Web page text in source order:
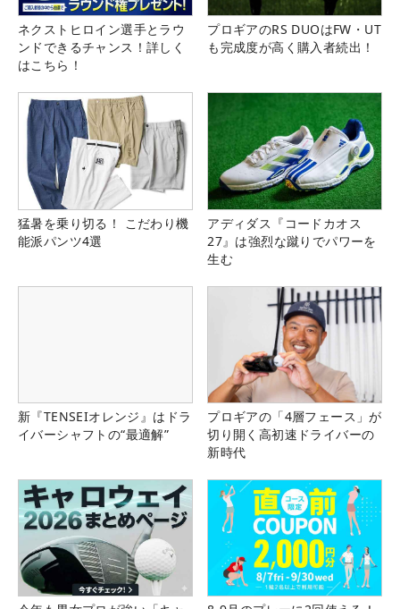
ネクストヒロイン選手とラウ
ンドできるチャンス！詳しく
はこちら！
プロギアのRS DUOはFW・UT
も完成度が高く購入者続出！
猛暑を乗り切る！ こだわり機
能派パンツ4選
アディダス『コードカオス
27』は強烈な蹴りでパワーを
生む
新『TENSEIオレンジ』はドラ
イバーシャフトの“最適解”
プロギアの「4層フェース」が
切り開く高初速ドライバーの
新時代